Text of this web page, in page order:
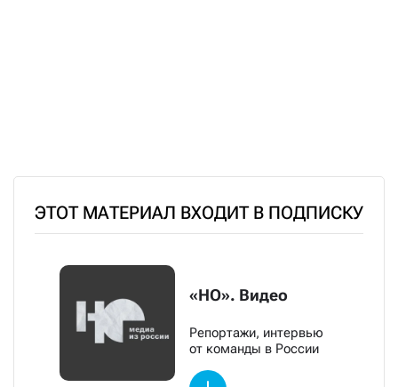
ЭТОТ МАТЕРИАЛ ВХОДИТ В ПОДПИСКУ
«НО». Видео
Репортажи, интервью
от команды в России